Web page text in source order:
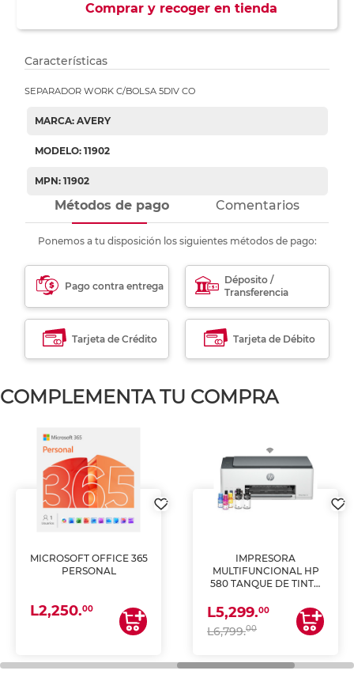
Comprar y recoger en tienda
Características
SEPARADOR WORK C/BOLSA 5DIV CO
MARCA: AVERY
MODELO: 11902
MPN: 11902
Métodos de pago Comentarios
Ponemos a tu disposición los siguientes métodos de pago:
Pago contra entrega
Déposito /
Transferencia
Tarjeta de Crédito Tarjeta de Débito
COMPLEMENTA TU COMPRA
MICROSOFT OFFICE 365
PERSONAL
L2,250.00
IMPRESORA
MULTIFUNCIONAL HP
580 TANQUE DE TINTA
ESCANEA)
L5,299.00
L6,799.00